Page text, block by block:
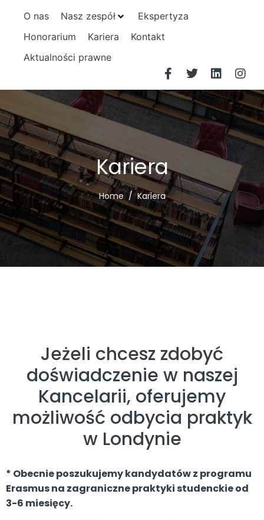
O nas Nasz zespół
Ekspertyza
Honorarium
Kariera
Kontakt
Aktualności prawne
Kariera
Home Kariera
Jeżeli chcesz zdobyć
doświadczenie w naszej
Kancelarii, oferujemy
możliwość odbycia praktyk
w Londynie
* Obecnie poszukujemy kandydatów z programu
Erasmus na zagraniczne praktyki studenckie od
3-6 miesięcy.